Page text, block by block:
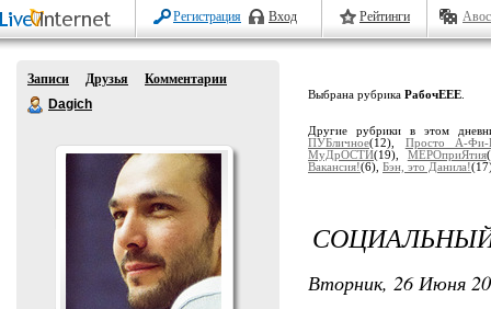
Регистрация Вход Рейтинги
Записи Друзья
Комментарии
Dagich
Выбрана рубрика РабочЕЕЕ
Другие рубрики в этом
ПУБличное(12), Просто А-Фи-
МуДрОСТИ(19), МЕРОприЯтия
Вакансия!(6), Бэн, это Данила!
Вторник, 26 Июня